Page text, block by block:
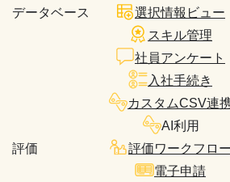
データベース
選択情報ビュー
スキル管理
社員アンケート
入社手続き
カスタムCSV連
AI利用
評価
評価ワークフロー
電子申請